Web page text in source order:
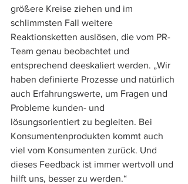
größere Kreise ziehen und im
schlimmsten Fall weitere
Reaktionsketten auslösen, die vom PR-
Team genau beobachtet und
entsprechend deeskaliert werden. „Wir
haben definierte Prozesse und natürlich
auch Erfahrungswerte, um Fragen und
Probleme kunden- und
lösungsorientiert zu begleiten. Bei
Konsumentenprodukten kommt auch
viel vom Konsumenten zurück. Und
dieses Feedback ist immer wertvoll und
hilft uns, besser zu werden.“